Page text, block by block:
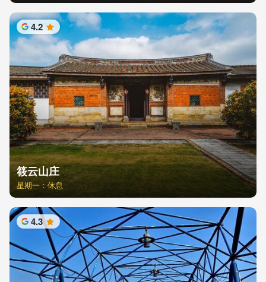
4.2 星
筱云山庄
星期一：休息
4.3 星